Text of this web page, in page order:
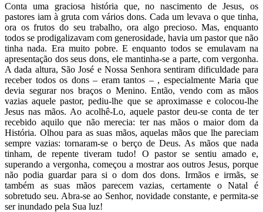
Conta uma graciosa história que, no nascimento de Jesus, os
pastores iam à gruta com vários dons. Cada um levava o que tinha,
ora os frutos do seu trabalho, ora algo precioso. Mas, enquanto
todos se prodigalizavam com generosidade, havia um pastor que não
tinha nada. Era muito pobre. E enquanto todos se emulavam na
apresentação dos seus dons, ele mantinha-se a parte, com vergonha.
A dada altura, São José e Nossa Senhora sentiram dificuldade para
receber todos os dons – eram tantos – , especialmente Maria que
devia segurar nos braços o Menino. Então, vendo com as mãos
vazias aquele pastor, pediu-lhe que se aproximasse e colocou-lhe
Jesus nas mãos. Ao acolhê-Lo, aquele pastor deu-se conta de ter
recebido aquilo que não merecia: ter nas mãos o maior dom da
História. Olhou para as suas mãos, aquelas mãos que lhe pareciam
sempre vazias: tornaram-se o berço de Deus. As mãos que nada
tinham, de repente tiveram tudo! O pastor se sentiu amado e,
superando a vergonha, começou a mostrar aos outros Jesus, porque
não podia guardar para si o dom dos dons. Irmãos e irmãs, se
também as suas mãos parecem vazias, certamente o Natal é
sobretudo seu. Abra-se ao Senhor, novidade constante, e permita-se
ser inundado pela Sua luz!